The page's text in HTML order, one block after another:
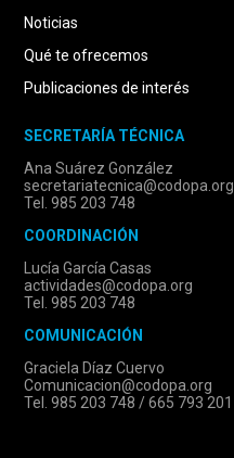
Noticias
Qué te ofrecemos
Publicaciones de interés
SECRETARÍA TÉCNICA
Ana Suárez González
secretariatecnica@codopa.org
Tel. 985 203 748
COORDINACIÓN
Lucía García Casas
actividades@codopa.org
Tel. 985 203 748
COMUNICACIÓN
Graciela Díaz Cuervo
Comunicacion@codopa.org
Tel. 985 203 748 / 665 793 201